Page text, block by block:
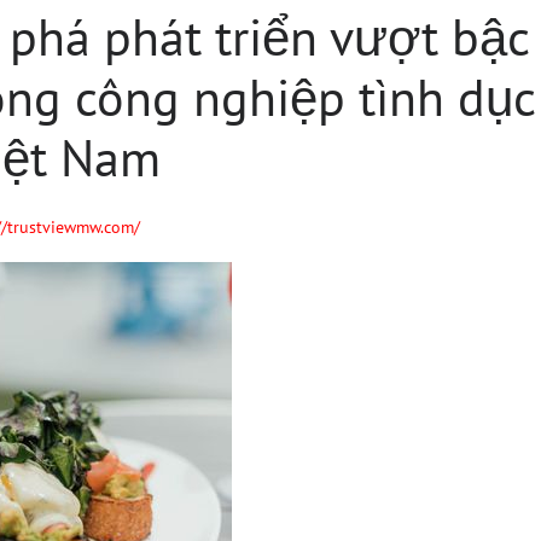
phát triển vượt bậc
công nghiệp tình
Nam